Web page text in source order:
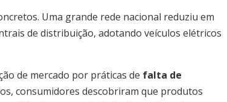
Uma grande rede nacional reduziu em
de distribuição, adotando veículos elétricos
de mercado por práticas de falta de
consumidores descobriram que produtos